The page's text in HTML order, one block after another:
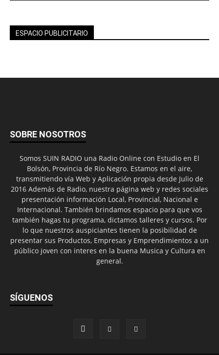
ESPACIO PUBLICITARIO
SOBRE NOSOTROS
Somos SUIN RADIO una Radio Online con Estudio en El
Bolsón, Provincia de Río Negro. Estamos en el aire,
transmitiendo vía Web y Aplicación propia desde Julio de
2016 Además de Radio, nuestra página web y redes sociales
presentación información Local, Provincial, Nacional e
Internacional. También brindamos espacio para que vos
también hagas tu programa, dictamos talleres y cursos. Por
lo que nuestros auspiciantes tienen la posibilidad de
presentar sus Productos, Empresas y Emprendimientos a un
público joven con interes en la buena Musica y Cultura en
general.
SÍGUENOS